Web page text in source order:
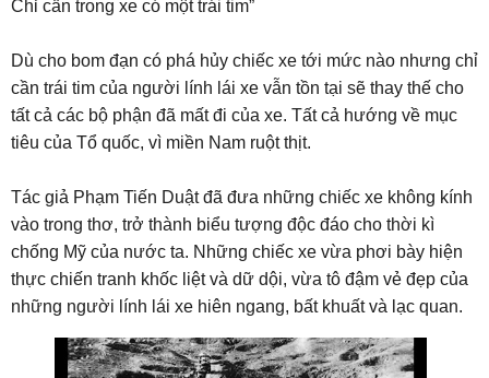
Chỉ cần trong xe có một trái tim”
Dù cho bom đạn có phá hủy chiếc xe tới mức nào nhưng chỉ
cần trái tim của người lính lái xe vẫn tồn tại sẽ thay thế cho
tất cả các bộ phận đã mất đi của xe. Tất cả hướng về mục
tiêu của Tổ quốc, vì miền Nam ruột thịt.
Tác giả Phạm Tiến Duật đã đưa những chiếc xe không kính
vào trong thơ, trở thành biểu tượng độc đáo cho thời kì
chống Mỹ của nước ta. Những chiếc xe vừa phơi bày hiện
thực chiến tranh khốc liệt và dữ dội, vừa tô đậm vẻ đẹp của
những người lính lái xe hiên ngang, bất khuất và lạc quan.